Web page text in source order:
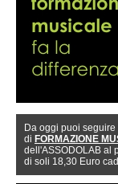
Da oggi puoi seguire
di FORMAZIONE
dell'ASSODOLAB al
di soli 18,30 Euro